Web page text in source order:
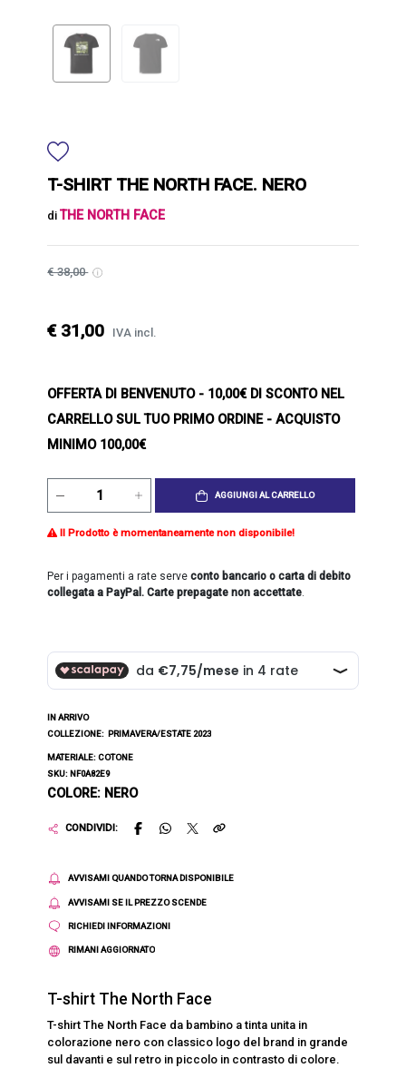
T-SHIRT THE NORTH FACE. NERO
diTHE NORTH FACE
€ 38,00
€ 31,00 IVA incl.
OFFERTA DI BENVENUTO- 10,00€ DI SCONTO NEL
CARRELLO SUL TUO PRIMO ORDINE - ACQUISTO
MINIMO 100,00€
AGGIUNGI AL CARRELLO
Il Prodotto è momentaneamente non disponibile!
Per i pagamenti a rate serveconto bancario o carta di debito
collegata a PayPal. Carte prepagate non accettate.
IN ARRIVO
COLLEZIONE: PRIMAVERA/ESTATE 2023
MATERIALE: COTONE
SKU: NF0A82E9
COLORE: NERO
CONDIVIDI:
AVVISAMI QUANDO TORNA DISPONIBILE
AVVISAMI SE IL PREZZO SCENDE
RICHIEDI INFORMAZIONI
RIMANI AGGIORNATO
T-shirt The North Face
T-shirt The North Face da bambino a tinta unita in
colorazione nero con classico logo del brand in grande
sul davanti e sul retro in piccolo in contrasto di colore.